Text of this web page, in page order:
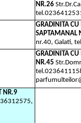
NR.26
GRADINITA
SAPTAMANAL
nr.40, Galati,
GRADINITA CU
NR.45
NR.9